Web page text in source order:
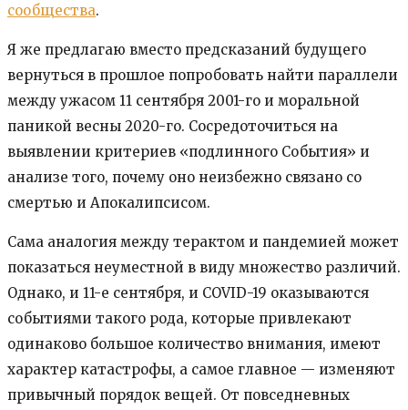
сообщества.
Я же предлагаю вместо предсказаний будущего
вернуться в прошлое попробовать найти параллели
между ужасом 11 сентября 2001-го и моральной
паникой весны 2020-го. Сосредоточиться на
выявлении критериев «подлинного События» и
анализе того, почему оно неизбежно связано со
смертью и Апокалипсисом.
Сама аналогия между терактом и пандемией может
показаться неуместной в виду множество различий.
Однако, и 11-е сентября, и COVID-19 оказываются
событиями такого рода, которые привлекают
одинаково большое количество внимания, имеют
характер катастрофы, а самое главное — изменяют
привычный порядок вещей. От повседневных